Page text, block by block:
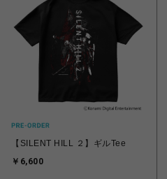
【SILENT HILL ２】ギルTee
￥6,600